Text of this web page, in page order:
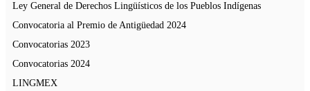
Ley General de Derechos Lingüísticos de los Pueblos Indígenas
Convocatoria al Premio de Antigüedad 2024
Convocatorias 2023
Convocatorias 2024
LINGMEX